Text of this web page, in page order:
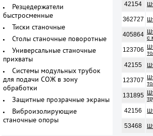
Резцедержатели
быстросменные
Тиски станочные
Столы станочные поворотные
Универсальные станочные
прихваты
Системы модульных трубок
для подачи СОЖ в зону
обработки
Защитные прозрачные экраны
Виброизолирующие
станочные опоры
42154
362727
405864 с
123706
42155
123707
131895
42156
53468